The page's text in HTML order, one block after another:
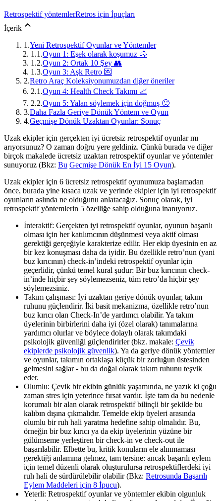
Retrospektif yöntemlerRetros için İpuçları
İçerik
1.Yeni Retrospektif Oyunlar ve Yöntemler
1.1.Oyun 1: Eşek olarak koşumuz 🐴
1.2.Oyun 2: Ortak 10 Şey 👥
1.3.Oyun 3: Aşk Retro 💌
2.Retro Araç Koleksiyonumuzdan diğer öneriler
2.1.Oyun 4: Health Check Takımı 📈
2.2.Oyun 5: Yalan söylemek için doğmuş 🙂
3.Daha Fazla Geriye Dönük Yöntem ve Oyun
4.Geçmişe Dönük Uzaktan Oyunlar: Sonuç
Uzak ekipler için gerçekten iyi ücretsiz retrospektif oyunlar mı
arıyorsunuz? O zaman doğru yere geldiniz. Çünkü burada ve diğer
birçok makalede ücretsiz uzaktan retrospektif oyunlar ve yöntemler
sunuyoruz (Bkz: Bu Geçmişe Dönük En İyi 15 Oyun).
Uzak ekipler için 6 ücretsiz retrospektif oyunumuza başlamadan
önce, burada yine kısaca uzak ve yerinde ekipler için iyi retrospektif
oyunların aslında ne olduğunu anlatacağız. Sonuç olarak, iyi
retrospektif yöntemlerin 5 özelliğe sahip olduğuna inanıyoruz.
İnteraktif: Gerçekten iyi retrospektif oyunlar, oyunun başarılı
olması için her katılımcının düşünmesi veya aktif olması
gerektiği gerçeğiyle karakterize edilir. Her ekip üyesinin en az
bir kez konuşması daha da iyidir. Bu özellikle retro’nun (yani
buz kırıcının) check-in’indeki retrospektif oyunlar için
geçerlidir, çünkü temel kural şudur: Bir buz kırıcının check-
in’inde hiçbir şey söylemezseniz, tüm retro’da hiçbir şey
söylemezsiniz.
Takım çalışması: İyi uzaktan geriye dönük oyunlar, takım
ruhunu güçlendirir. İki basit mekanizma, özellikle retro’nun
buz kırıcı olan Check-In’de yardımcı olabilir. Ya takım
üyelerinin birbirlerini daha iyi (özel olarak) tanımalarına
yardımcı olurlar ve böylece dolaylı olarak takımdaki
psikolojik güvenliği güçlendirirler (bkz. makale: Çevik
ekiplerde psikolojik güvenlik). Ya da geriye dönük yöntemler
ve oyunlar, takımın ortaklaşa küçük bir zorluğun üstesinden
gelmesini sağlar - bu da doğal olarak takım ruhunu teşvik
eder.
Olumlu: Çevik bir ekibin günlük yaşamında, ne yazık ki çoğu
zaman stres için yeterince fırsat vardır. İşte tam da bu nedenle
korumalı bir alan olarak retrospektif bilinçli bir şekilde bu
kalıbın dışına çıkmalıdır. Temelde ekip üyeleri arasında
olumlu bir ruh hali yaratma hedefine sahip olmalıdır. Bu,
örneğin bir buz kırıcı ya da ekip üyelerinin yüzüne bir
gülümseme yerleştiren bir check-in ve check-out ile
başarılabilir. Elbette bu, kritik konuların ele alınmaması
gerektiği anlamına gelmez, tam tersine: ancak başarılı eylem
için temel düzenli olarak oluşturulursa retrospektiflerdeki iyi
ruh hali de sürdürülebilir olabilir (Bkz: Retrosunda Başarılı
Eylem Maddeleri için 8 İpucu).
Yeterli: Retrospektif oyunlar ve yöntemler ekibin olgunluk